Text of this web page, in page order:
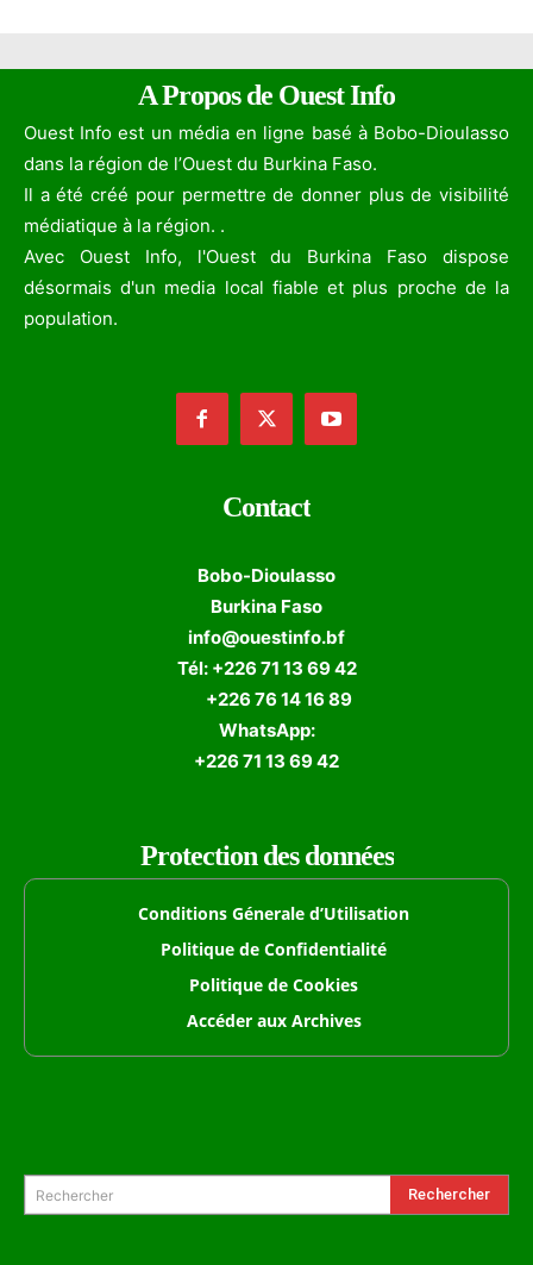
A Propos de Ouest Info
Ouest Info est un média en ligne basé à Bobo-Dioulasso
dans la région de l’Ouest du Burkina Faso.
Il a été créé pour permettre de donner plus de visibilité
médiatique à la région. .
Avec Ouest Info, l'Ouest du Burkina Faso dispose
désormais d'un media local fiable et plus proche de la
population.
Contact
Bobo-Dioulasso
Burkina Faso
info@ouestinfo.bf
Tél: +226 71 13 69 42
+226 76 14 16 89
WhatsApp:
+226 71 13 69 42
Protection des données
Conditions Génerale d’Utilisation
Politique de Confidentialité
Politique de Cookies
Accéder aux Archives
Rechercher Rechercher